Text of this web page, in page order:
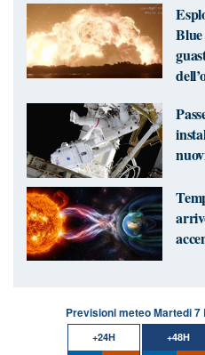
Previsioni meteo Martedi 7
+24H +48H